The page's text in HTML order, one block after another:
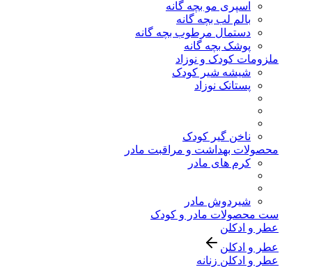
اسپری مو بچه گانه
بالم لب بچه گانه
دستمال مرطوب بچه گانه
پوشک بچه گانه
ملزومات کودک و نوزاد
شیشه شیر کودک
پستانک نوزاد
ناخن گیر کودک
محصولات بهداشت و مراقبت مادر
کرم های مادر
شیردوش مادر
ست محصولات مادر و کودک
عطر و ادکلن
عطر و ادکلن
عطر و ادکلن زنانه